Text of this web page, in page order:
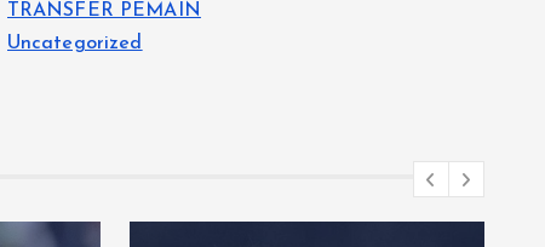
TRANSFER PEMAIN
Uncategorized